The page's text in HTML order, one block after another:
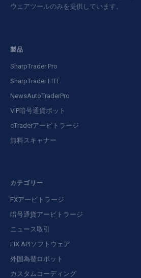
ウェアツールのみを提供しています。
製品
SharpTrader Pro
SharpTrader LITE
NewsAutoTraderPro
VIP暗号通貨ボット
cTraderアービトラージ
無料スキャナー
カテゴリー
FXアービトラージ
暗号通貨アービトラージ
ニュース取引
FIX APIソフトウェア
外国為替ロボット
カスタムコーディング